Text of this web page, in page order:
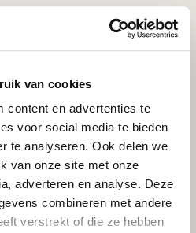
van cookies
content en advertenties te
voor social media te bieden
te analyseren. Ook delen we
van onze site met onze
adverteren en analyse. Deze
combineren met andere
verstrekt of die ze hebben